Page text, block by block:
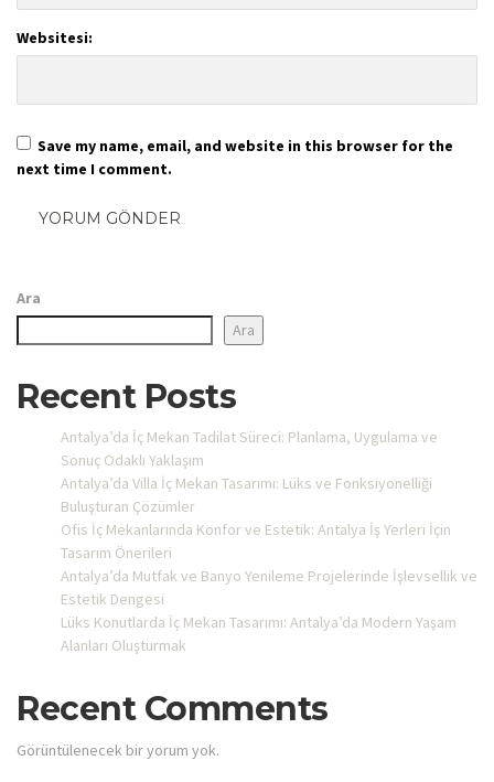
Websitesi:
Save my name, email, and website in this browser for the
next time I comment.
Ara
Ara
Recent Posts
Antalya’da İç Mekan Tadilat Süreci: Planlama, Uygulama ve
Sonuç Odaklı Yaklaşım
Antalya’da Villa İç Mekan Tasarımı: Lüks ve Fonksiyonelliği
Buluşturan Çözümler
Ofis İç Mekanlarında Konfor ve Estetik: Antalya İş Yerleri İçin
Tasarım Önerileri
Antalya’da Mutfak ve Banyo Yenileme Projelerinde İşlevsellik ve
Estetik Dengesi
Lüks Konutlarda İç Mekan Tasarımı: Antalya’da Modern Yaşam
Alanları Oluşturmak
Recent Comments
Görüntülenecek bir yorum yok.